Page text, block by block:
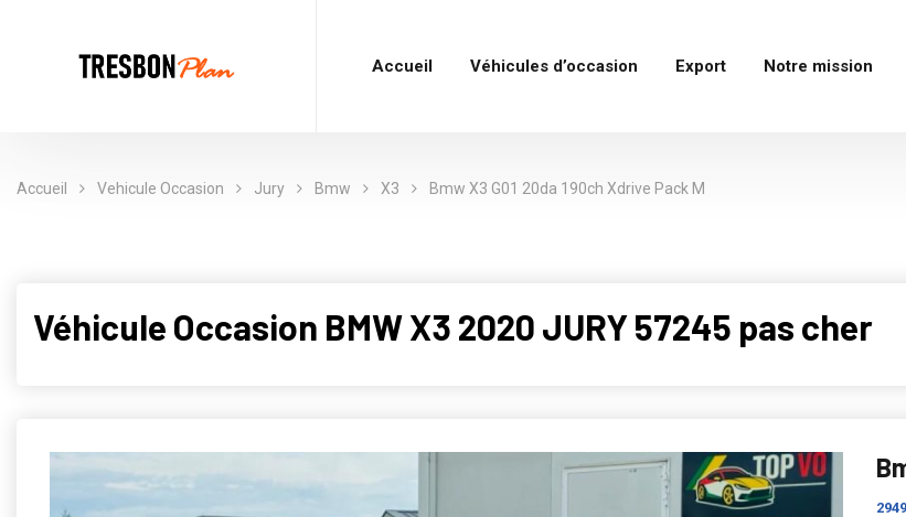
Accueil Véhicules d’occasion Export Notre mission
Accueil Vehicule Occasion Jury Bmw X3 Bmw X3 G01 20da 190ch Xdrive Pack M
Véhicule Occasion BMW X3 2020 JURY 57245 pas cher